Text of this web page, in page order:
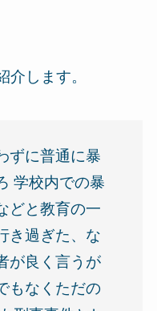
します。
ずに普通に暴
学校内での暴
どと教育の一
き過ぎた、な
が良く言うが
もなくただの